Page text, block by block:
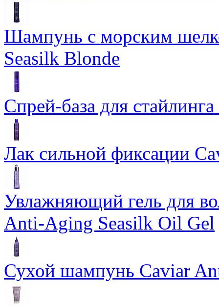
Шампунь с морским
Seasilk Blonde
Спрей-база для
Лак сильной фиксации
Увлажняющий гель для
Anti-Aging Seasilk Oil Gel
Сухой шампунь Caviar